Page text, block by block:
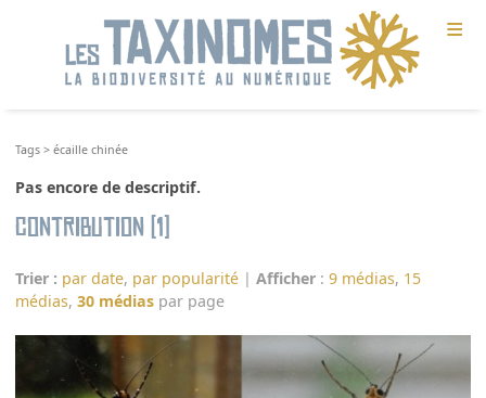
≡
Tags >écaille chinée
Pas encore de descriptif.
Contribution (1)
Trier : par date, par popularité |Afficher :9 médias, 15
médias,30 médias par page